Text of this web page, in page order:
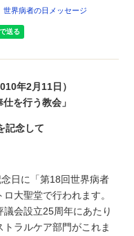
世界病者の日メッセージ
年2月11日）
を行う教会」
記念して
日に「第18回世界病者
大聖堂で行われます。
会設立25周年にあたり
ラルケア部門がこれま